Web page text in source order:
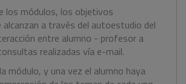
los módulos, los objetivos
a través del autoestudio del
entre alumno - profesor a
realizadas vía e-mail.
módulo, y una vez el alumno haya